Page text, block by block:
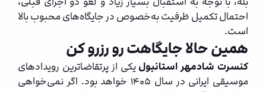
احتمال تکمیل ظرفیت به‌خصوص در جایگاه‌های محبوب بالا
است.
همین حالا جایگاهت رو رزرو کن
کنسرت شادمهر استانبول یکی از پرتقاضاترین رویدادهای
موسیقی ایرانی در سال ۱۴۰۵ خواهد بود. اگر نمی‌خواهی